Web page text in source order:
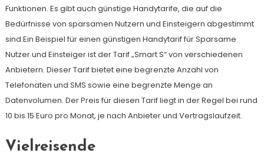
Funktionen. Es gibt auch günstige Handytarife, die auf die
Bedürfnisse von sparsamen Nutzern und Einsteigern abgestimmt
sind.Ein Beispiel für einen günstigen Handytarif für Sparsame
Nutzer und Einsteiger ist der Tarif „Smart S“ von verschiedenen
Anbietern. Dieser Tarif bietet eine begrenzte Anzahl von
Telefonaten und SMS sowie eine begrenzte Menge an
Datenvolumen. Der Preis für diesen Tarif liegt in der Regel bei rund
10 bis 15 Euro pro Monat, je nach Anbieter und Vertragslaufzeit.
Vielreisende